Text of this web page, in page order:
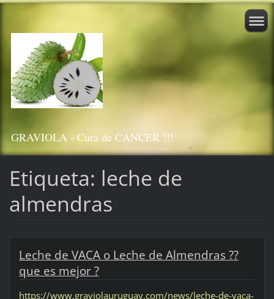
GRAVIOLA - Cura de CANCER !!!
Etiqueta: leche de
almendras
Leche de VACA o Leche de Almendras ??
que es mejor ?
https://www.graviolauruguay.com/news/leche-de-vaca-